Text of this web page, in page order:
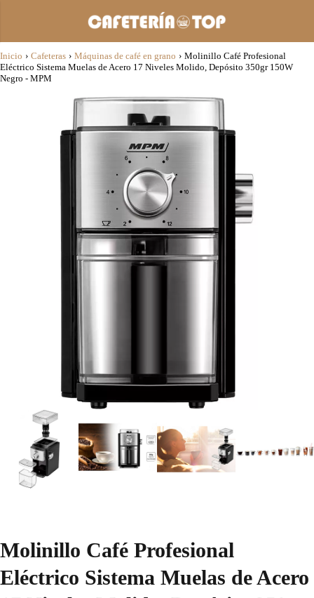
Inicio › Cafeteras › Máquinas de café en grano › Molinillo Café Profesional
Eléctrico Sistema Muelas de Acero 17 Niveles Molido, Depósito 350gr 150W
Negro - MPM
Molinillo Café Profesional
Eléctrico Sistema Muelas de Acero